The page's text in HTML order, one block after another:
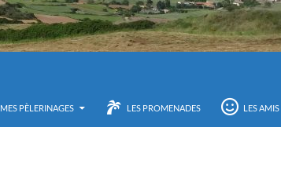
MES PÈLERINAGES LES PROMENADES LES AMIS